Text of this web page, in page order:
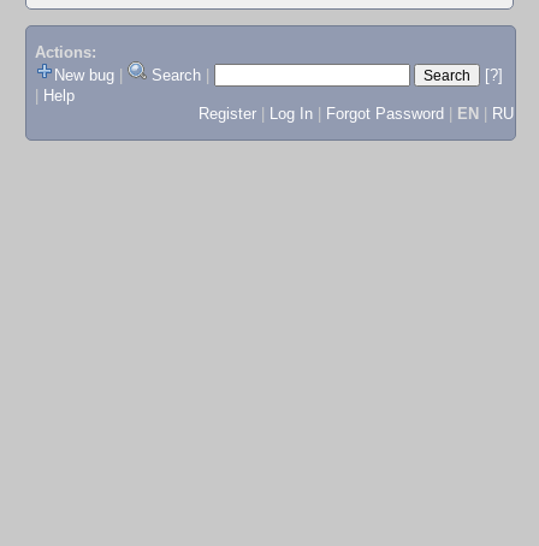
Actions:
New bug
Search
[?]
Help
Register
Log In Forgot Password EN RU